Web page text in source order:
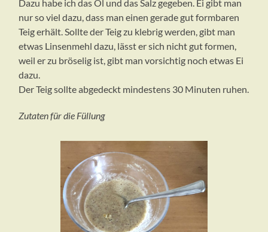
Dazu habe ich das Öl und das Salz gegeben. Ei gibt man
nur so viel dazu, dass man einen gerade gut formbaren
Teig erhält. Sollte der Teig zu klebrig werden, gibt man
etwas Linsenmehl dazu, lässt er sich nicht gut formen,
weil er zu bröselig ist, gibt man vorsichtig noch etwas Ei
dazu.
Der Teig sollte abgedeckt mindestens 30 Minuten ruhen.
Zutaten für die Füllung